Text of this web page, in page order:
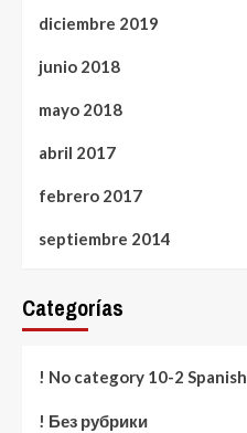
diciembre 2019
junio 2018
mayo 2018
abril 2017
febrero 2017
septiembre 2014
Categorías
! No category 10-2 Spanish
! Без рубрики